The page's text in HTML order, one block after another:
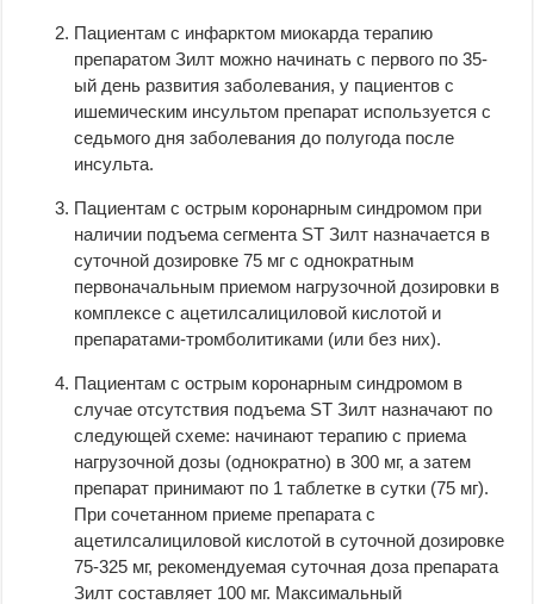
Пациентам с инфарктом миокарда терапию
препаратом Зилт можно начинать с первого по 35-
ый день развития заболевания, у пациентов с
ишемическим инсультом препарат используется с
седьмого дня заболевания до полугода после
инсульта.
Пациентам с острым коронарным синдромом при
наличии подъема сегмента ST Зилт назначается в
суточной дозировке 75 мг с однократным
первоначальным приемом нагрузочной дозировки в
комплексе с ацетилсалициловой кислотой и
препаратами-тромболитиками (или без них).
Пациентам с острым коронарным синдромом в
случае отсутствия подъема ST Зилт назначают по
следующей схеме: начинают терапию с приема
нагрузочной дозы (однократно) в 300 мг, а затем
препарат принимают по 1 таблетке в сутки (75 мг).
При сочетанном приеме препарата с
ацетилсалициловой кислотой в суточной дозировке
75-325 мг, рекомендуемая суточная доза препарата
Зилт составляет 100 мг. Максимальный